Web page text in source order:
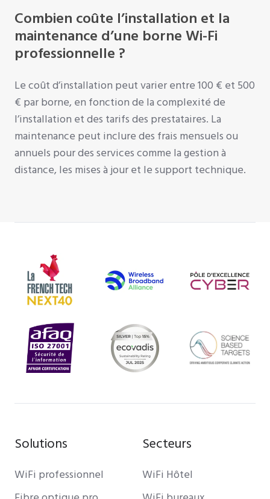
Combien coûte l’installation et la
maintenance d’une borne Wi-Fi
professionnelle ?
Le coût d’installation peut varier entre 100 € et 500
€ par borne, en fonction de la complexité de
l’installation et des tarifs des prestataires. La
maintenance peut inclure des frais mensuels ou
annuels pour des services comme la gestion à
distance, les mises à jour et le support technique.
Solutions
WiFi professionnel
Secteurs
WiFi Hôtel